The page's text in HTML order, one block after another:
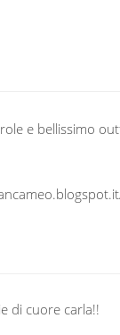
e bellissimo
di cuore carla!!